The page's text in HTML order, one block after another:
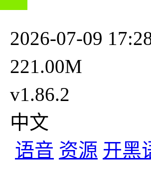
2026-07-09
221.00M
v1.86.2
中文
语音 资源 开黑